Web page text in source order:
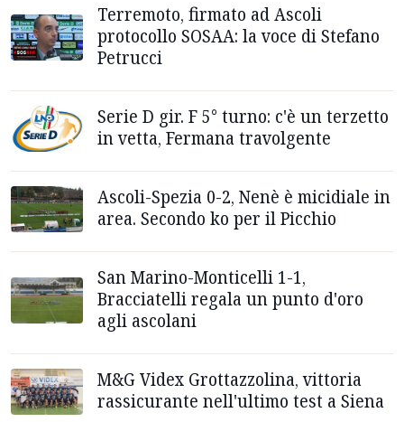
Terremoto, firmato ad Ascoli
protocollo SOSAA: la voce di Stefano
Petrucci
Serie D gir. F 5° turno: c'è un terzetto
in vetta, Fermana travolgente
Ascoli-Spezia 0-2, Nenè è micidiale in
area. Secondo ko per il Picchio
San Marino-Monticelli 1-1,
Bracciatelli regala un punto d'oro
agli ascolani
M&G Videx Grottazzolina, vittoria
rassicurante nell'ultimo test a Siena